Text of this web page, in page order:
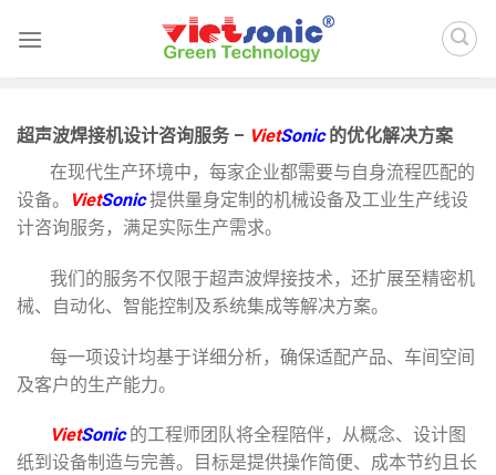
超声波焊接机设计咨询服务 – VietSonic的优化解决方案
在现代生产环境中，每家企业都需要与自身流程匹配的
设备。
VietSonic提供量身定制的机械设备及工业生产线设
计咨询服务，满足实际生产需求。
我们的服务不仅限于超声波焊接技术，还扩展至精密机
械、自动化、智能控制及系统集成等解决方案。
每一项设计均基于详细分析，确保适配产品、车间空间
及客户的生产能力。
VietSonic的工程师团队将全程陪伴，从概念、设计图
纸到设备制造与完善。目标是提供操作简便、成本节约且长